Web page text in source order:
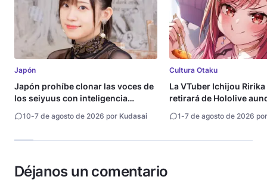
Japón
Japón prohíbe clonar las voces de
los seiyuus con inteligencia
10-7 de agosto de 2026 por Kudasai
Cultura Otaku
La VTuber Ichijou Ririka
retirará de Hololive
1-7 de agosto de 2026
Déjanos un comentario